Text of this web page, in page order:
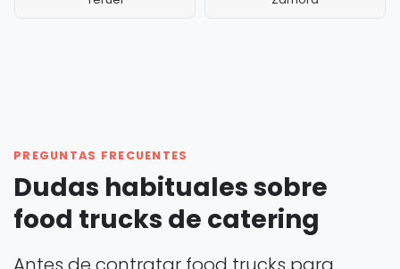
PREGUNTAS FRECUENTES
Dudas habituales sobre
food trucks de catering